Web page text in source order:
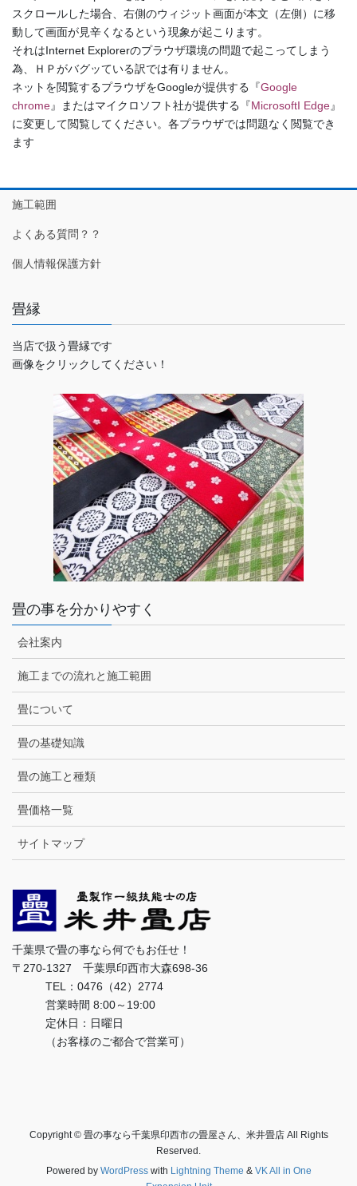
スクロールした場合、右側のウィジット画面が本文（左側）に移
動して画面が見辛くなるという現象が起こります。
それはInternet Explorerのプラウザ環境の問題で起こってしまう
為、ＨＰがバグッている訳では有りません。
ネットを閲覧するプラウザをGoogleが提供する『Google
chrome』またはマイクロソフト社が提供する『MicrosoftI Edge』
に変更して閲覧してください。各プラウザでは問題なく閲覧でき
ます
施工範囲
よくある質問？？
個人情報保護方針
畳縁
当店で扱う畳縁です
画像をクリックしてください！
畳の事を分かりやすく
会社案内
施工までの流れと施工範囲
畳について
畳の基礎知識
畳の施工と種類
畳価格一覧
サイトマップ
千葉県で畳の事なら何でもお任せ！
〒270-1327 千葉県印西市大森698-36
TEL：0476（42）2774
営業時間 8:00～19:00
定休日：日曜日
（お客様のご都合で営業可）
Copyright © 畳の事なら千葉県印西市の畳屋さん、米井畳店 All Rights
Reserved.
Powered by WordPresswith Lightning Theme & VK All in One